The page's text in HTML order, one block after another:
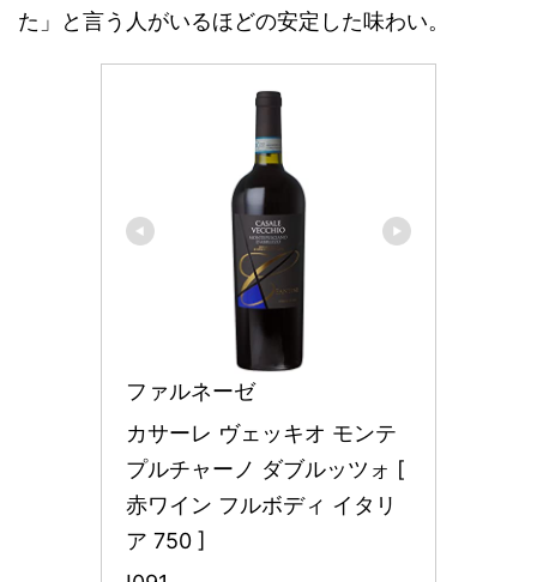
た」と言う人がいるほどの安定した味わい。
ファルネーゼ
カサーレ ヴェッキオ モンテ
プルチャーノ ダブルッツォ [
赤ワイン フルボディ イタリ
ア 750 ]